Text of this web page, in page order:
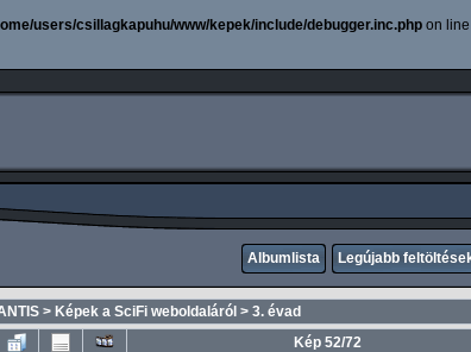
users/csillagkapuhu/www/kepek/include/debugger.inc.php on line
Albumlista Legújabb
> Képek a SciFi weboldaláról > 3. évad
Kép 52/72